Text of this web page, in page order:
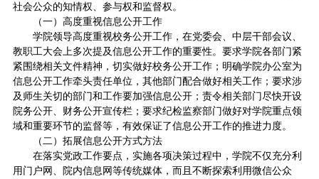
社会公众的知情权、参与权和监督权。
（一）高度重视信息公开工作
学院领导高度重视校务公开工作，在党委会、中层干部会议、
教职工大会上多次提及信息公开工作的重要性。要求学院各部门紧
紧围绕相关文件精神，切实做好校务公开工作；明确学院办公室为
信息公开工作牵头责任单位，其他部门配合做好相关工作；要求涉
及师生关切的部门和工作要加强信息公开；责令相关部门尽快开设
院务公开、财务公开宣传栏；要求纪检监察部门做好对学院重点领
域和重要环节的监督等，有效保证了信息公开工作的推进力度。
（二）拓展信息公开方式方法
在落实党政工作要点，实施各项决策过程中，学院不仅充分利
用门户网、院内信息网等传统媒体，而且不断探索利用微信公众